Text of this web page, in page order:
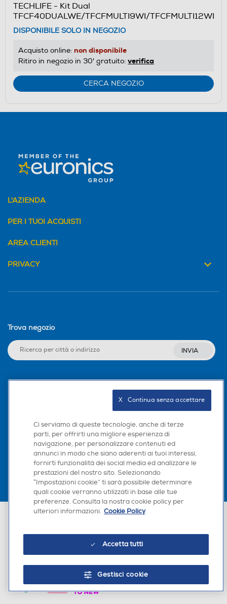
TECHLIFE - Kit Dual
TFCF40DUALWE/TFCFMULTI9WI/TFCFMULTI12WI
DISPONIBILE SOLO IN NEGOZIO
Acquisto online: non disponibile
Ritiro in negozio in 30' gratuito: verifica
CERCA NEGOZIO
L'AZIENDA
PER I TUOI ACQUISTI
AREA CLIENTI
PRIVACY
Trova negozio
INVIA
Scarica la nostra app
Euronics Italia SpA. Sede legale Via Montefeltro, 6/a 20156 Milano
Ci serviamo di queste tecnologie, anche di terze
parti, per offrirti una migliore esperienza di
navigazione, per personalizzare contenuti ed
annunci in modo che siano aderenti ai tuoi interessi,
fornirti funzionalità dei social media ed analizzare le
prestazioni del nostro sito. Selezionando
“Impostazioni cookie” ti sarà possibile determinare
quali cookie verranno utilizzati in base alle tue
preferenze. Consulta la nostra cookie policy per
ulteriori informazioni. Cookie Policy
Accetta tutti
Gestisci cookie
X   Continua senza accettare